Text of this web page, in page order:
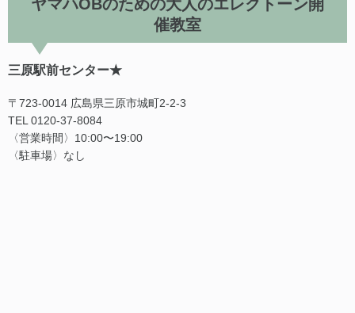
ヤマハOBのための大人のエレクトーン開
催教室
三原駅前センター★
〒723-0014 広島県三原市城町2-2-3
TEL 0120-37-8084
〈営業時間〉10:00〜19:00
〈駐車場〉なし